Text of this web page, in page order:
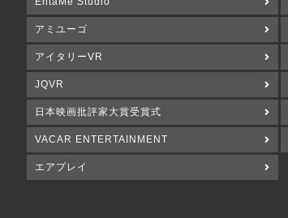
アミユーゴ
アイタリーVR
JQVR
日本映画批評家大賞受賞式
VACAR ENTERTAINMENT
エアプレイ